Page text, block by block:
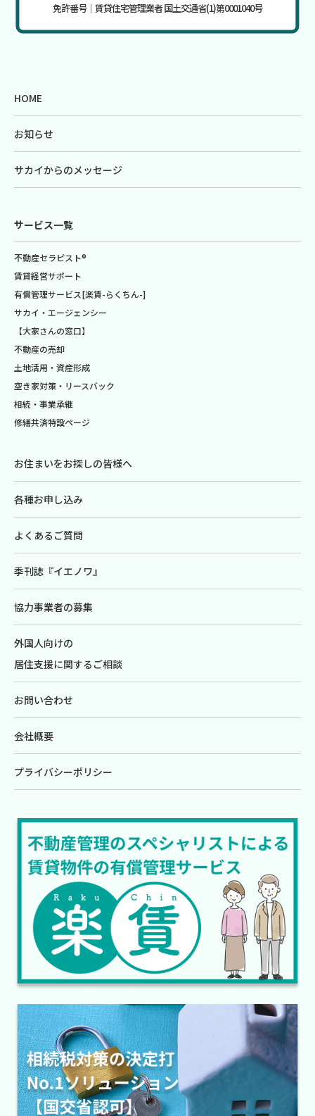
免許番号｜賃貸住宅管理業者 国土交通省(1)第0001040号
HOME
お知らせ
サカイからのメッセージ
サービス一覧
不動産セラピスト®
賃貸経営サポート
有償管理サービス[楽賃-らくちん-]
サカイ・エージェンシー
【大家さんの窓口】
不動産の売却
土地活用・資産形成
空き家対策・リースバック
相続・事業承継
修繕共済特設ページ
お住まいをお探しの皆様へ
各種お申し込み
よくあるご質問
季刊誌『イエノワ』
協力事業者の募集
外国人向けの
居住支援に関するご相談
お問い合わせ
会社概要
プライバシーポリシー